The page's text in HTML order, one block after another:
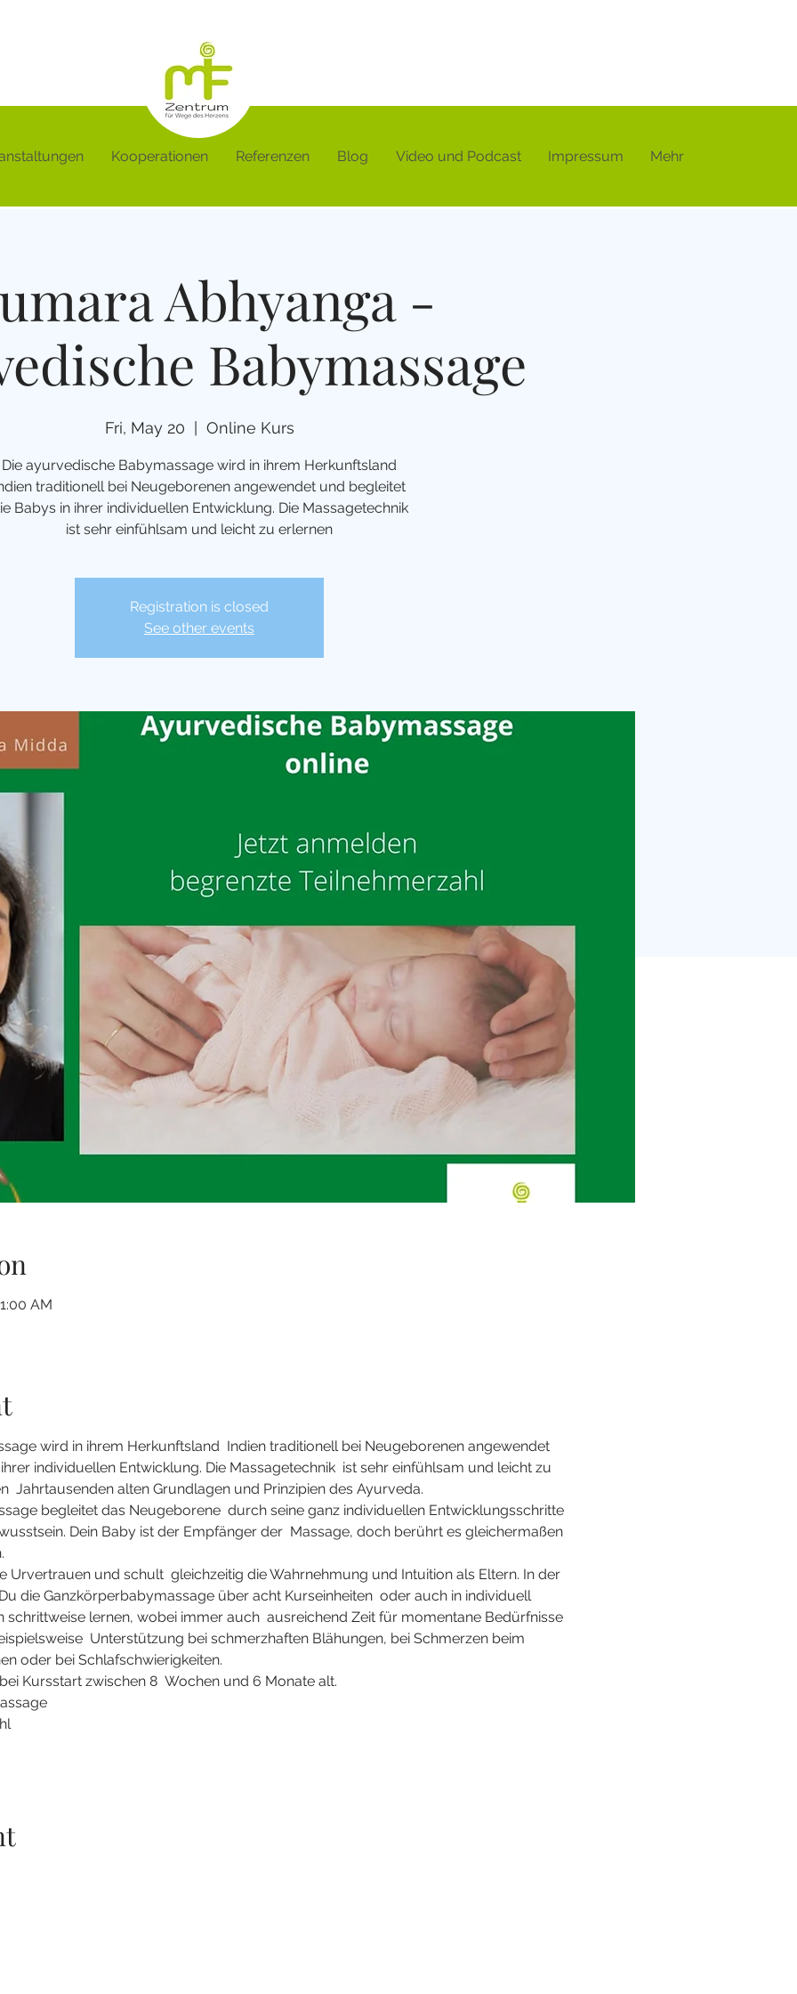
Kooperationen Referenzen Blog Video und Podcast Impressum Mehr
Abhyanga -
Babymassage
Fri, May 20 Online Kurs
Die ayurvedische Babymassage wird in ihrem Herkunftsland
traditionell bei Neugeborenen angewendet und begleitet
Babys in ihrer individuellen Entwicklung. Die Massagetechnik
ist sehr einfühlsam und leicht zu erlernen
Registration is closed
See other events
AM
wird in ihrem Herkunftsland  Indien traditionell bei Neugeborenen angewendet
individuellen Entwicklung. Die Massagetechnik  ist sehr einfühlsam und leicht zu
Jahrtausenden alten Grundlagen und Prinzipien des Ayurveda.
begleitet das Neugeborene  durch seine ganz individuellen Entwicklungsschritte
Dein Baby ist der Empfänger der  Massage, doch berührt es gleichermaßen
Urvertrauen und schult  gleichzeitig die Wahrnehmung und Intuition als Eltern. In der
die Ganzkörperbabymassage über acht Kurseinheiten  oder auch in individuell
schrittweise lernen, wobei immer auch  ausreichend Zeit für momentane Bedürfnisse
Unterstützung bei schmerzhaften Blähungen, bei Schmerzen beim
oder bei Schlafschwierigkeiten.
Kursstart zwischen 8  Wochen und 6 Monate alt.